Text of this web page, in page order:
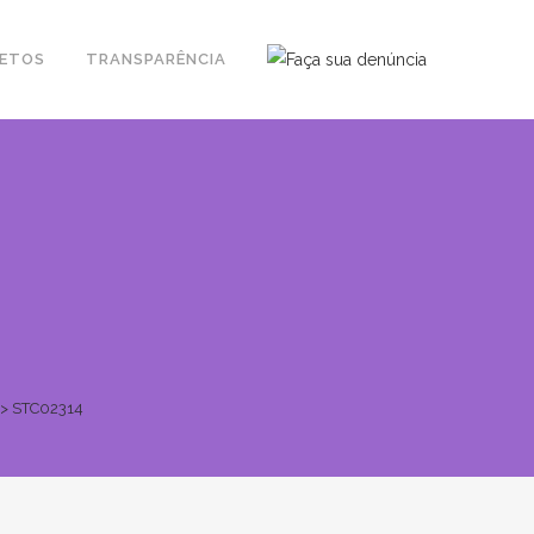
TRANSPARÊNCIA
> STC02314